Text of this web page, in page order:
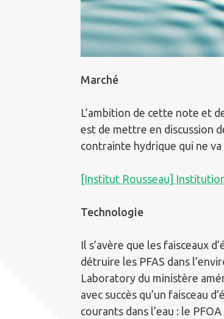
Marché
L’ambition de cette note et
est de mettre en discussion
contrainte hydrique qui ne va
[Institut Rousseau]
Technologie
Il s’avère que les faisceaux
détruire les PFAS dans
Laboratory du ministère
avec succès qu’un faisceau
courants dans l’eau : le